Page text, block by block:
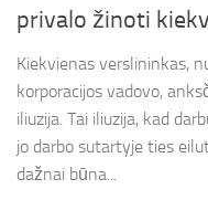
privalo žinoti
Kiekvienas verslininkas,
korporacijos vadovo,
iliuzija. Tai iliuzija, kad
jo darbo sutartyje ties
dažnai būna...